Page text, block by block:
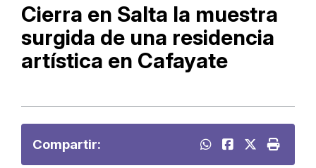
Cierra en Salta la muestra
surgida de una residencia
artística en Cafayate
Compartir: